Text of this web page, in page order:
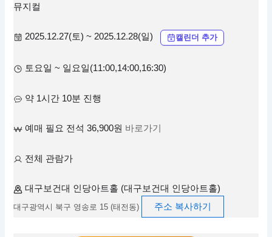
뮤지컬
2025.12.27(토) ~ 2025.12.28(일) 캘린더 추가
토요일 ~ 일요일(11:00,14:00,16:30)
약 1시간 10분 진행
예매 필요 전석 36,900원 바로가기
전체 관람가
대구보건대 인당아트홀 (대구보건대 인당아트홀)
대구광역시 북구 영송로 15 (태전동) 주소 복사하기